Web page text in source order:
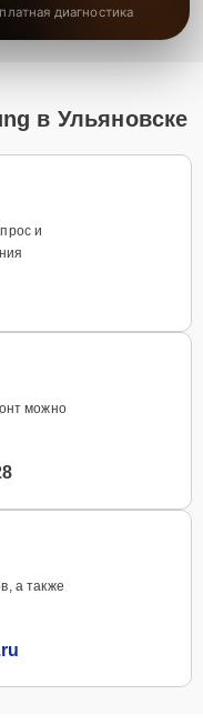
диагностика
в Ульяновске
и
можно
а также